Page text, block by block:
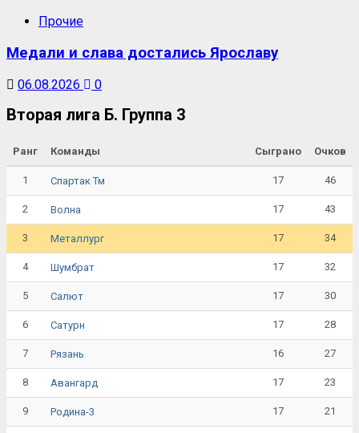
Прочие
Медали и слава достались Ярославу
06.08.2026 0
Вторая лига Б. Группа 3
Ранг Команды Сыграно Очков
1 Спартак Тм 17 46
2 Волна 17 43
3 Металлург 17 34
4 Шумбрат 17 32
5 Салют 17 30
6 Сатурн 17 28
7 Рязань 16 27
8 Авангард 17 23
9 Родина-3 17 21